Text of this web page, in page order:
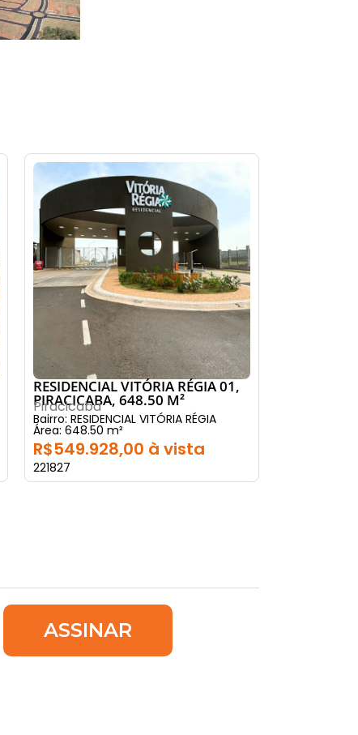
RESIDENCIAL VITÓRIA RÉGIA 01,
PIRACICABA, 648.50 M²
Piracicaba
Bairro: RESIDENCIAL VITÓRIA RÉGIA
Área: 648.50 m²
R$549.928,00 à vista
221827
ASSINAR